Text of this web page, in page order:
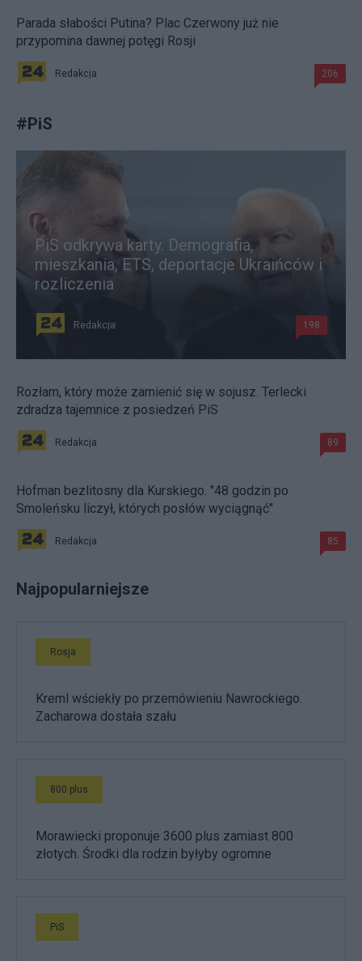
Parada słabości Putina? Plac Czerwony już nie
przypomina dawnej potęgi Rosji
Redakcja 206
#PiS
PiS odkrywa karty. Demografia,
mieszkania, ETS, deportacje Ukraińców i
rozliczenia
Redakcja 198
Rozłam, który może zamienić się w sojusz. Terlecki
zdradza tajemnice z posiedzeń PiS
Redakcja 89
Hofman bezlitosny dla Kurskiego. "48 godzin po
Smoleńsku liczył, których posłów wyciągnąć"
Redakcja 85
Najpopularniejsze
Rosja
Kreml wściekły po przemówieniu Nawrockiego.
Zacharowa dostała szału
800 plus
Morawiecki proponuje 3600 plus zamiast 800
złotych. Środki dla rodzin byłyby ogromne
PiS